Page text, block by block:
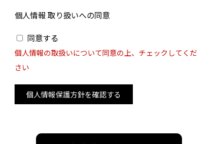
個人情報 取り扱いへの同意
同意する
個人情報の取扱いについて同意の上、チェックしてくだ
さい
個人情報保護方針を確認する